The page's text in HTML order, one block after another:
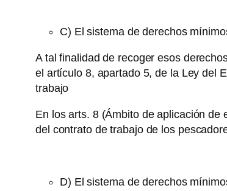
C) El sistema de derechos
A tal finalidad de recoger esos
el artículo 8, apartado 5, de la Ley del
trabajo
En los arts. 8 (Ámbito de aplicación
del contrato de trabajo de los
D) El sistema de derechos